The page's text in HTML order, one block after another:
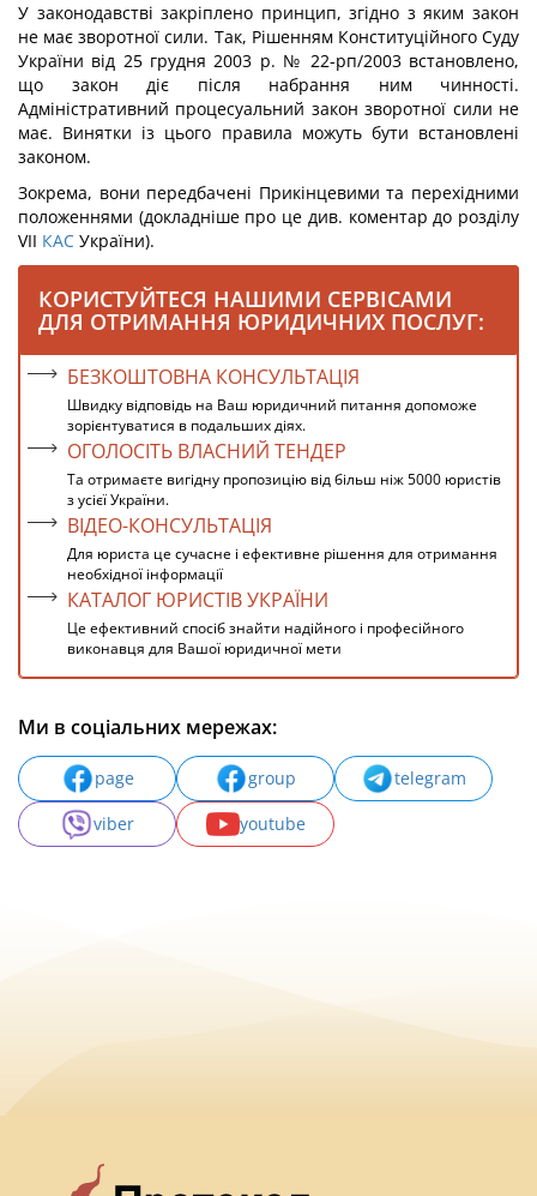
У законодавстві закріплено принцип, згідно з яким закон
не має зворотної сили. Так, Рішенням Конституційного Суду
України від 25 грудня 2003 р. № 22-рп/2003 встановлено,
що закон діє після набрання ним чинності.
Адміністративний процесуальний закон зворотної сили не
має. Винятки із цього правила можуть бути встановлені
законом.
Зокрема, вони передбачені Прикінцевими та перехідними
положеннями (докладніше про це див. коментар до розділу
VII КАС України).
КОРИСТУЙТЕСЯ НАШИМИ СЕРВІСАМИ
ДЛЯ ОТРИМАННЯ ЮРИДИЧНИХ ПОСЛУГ:
БЕЗКОШТОВНА КОНСУЛЬТАЦІЯ
Швидку відповідь на Ваш юридичний питання допоможе
зорієнтуватися в подальших діях.
ОГОЛОСІТЬ ВЛАСНИЙ ТЕНДЕР
Та отримаєте вигідну пропозицію від більш ніж 5000 юристів
з усієї України.
ВІДЕО-КОНСУЛЬТАЦІЯ
Для юриста це сучасне і ефективне рішення для отримання
необхідної інформації
КАТАЛОГ ЮРИСТІВ УКРАЇНИ
Це ефективний спосіб знайти надійного і професійного
виконавця для Вашої юридичної мети
Ми в соціальних мережах:
page group
telegram
viber
youtube